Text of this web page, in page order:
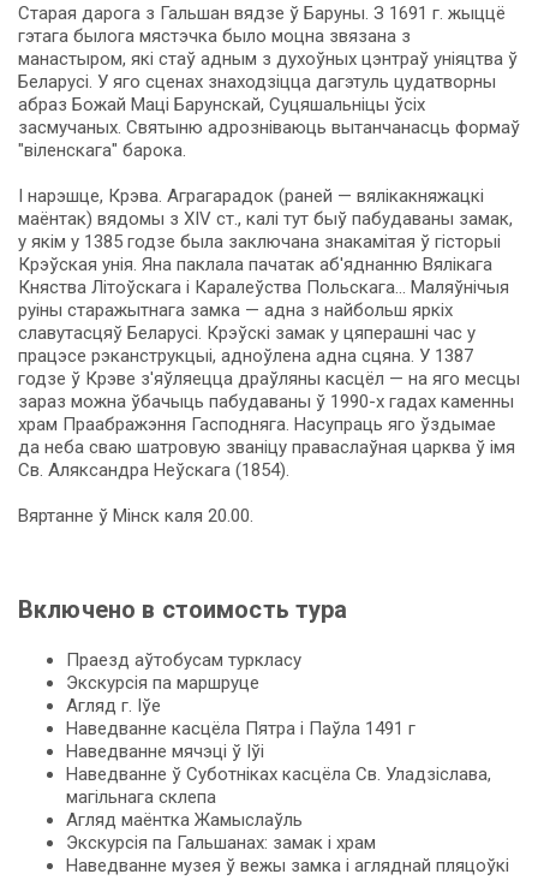
Старая дарога з Гальшан вядзе ў Баруны. З 1691 г. жыццё
гэтага былога мястэчка бы­ло моцна звязана з
манастыром, які стаў адным з духоўных цэнтраў уніяцтва ў
Беларусі. У яго сценах знаходзіцца дагэтуль цудатворны
абраз Божай Маці Барунскай, Суцяшальніцы ўсіх
засмучаных. Святыню адрозніваюць вытанчанасць фор­маў
"віленскага" барока.
І нарэшце, Крэва. Аграгарадок (раней — вялікакняжацкі
маён­так) вядомы з XIV ст., калі тут быў пабудаваны замак,
у якім у 1385 годзе бы­ла заключана знакамітая ў гісторыі
Крэўская унія. Яна паклала пачатак аб'яднанню Вялікага
Княства Літоўскага і Каралеўства Польскага... Маляўнічыя
руіны старажытнага зам­ка — адна з найбольш яркіх
славутасцяў Беларусі. Крэўскі замак у цяперашні час у
працэсе рэканструкцыі, адноўлена адна сцяна. У 1387
годзе ў Крэве з'яўляецца драўляны касцёл — на яго месцы
зараз можна ўбачыць пабудаваны ў 1990-х гадах каменны
храм Праабражэння Гасподняга. Насупраць яго ўздымае
да не­ба сваю шатровую званіцу праваслаўная царква ў імя
Св. Аляксандра Неўскага (1854).
Вяртанне ў Мінск каля 20.00.
Включено в стоимость тура
Праезд аўтобусам туркласу
Экскурсія па маршруце
Агляд г. Іўе
Наведванне касцёла Пятра і Паўла 1491 г
Наведванне мячэці ў Іўі
Наведванне ў Суботніках касцёла Св. Уладзіслава,
магільнага склепа
Агляд маёнтка Жамыслаўль
Экскурсія па Гальшанах: замак і храм
Наведванне музея ў вежы замка і агляднай пляцоўкі